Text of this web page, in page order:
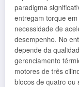
paradigma
entregam torque
necessidade de
desempenho. No
depende da
gerenciamento
motores de três
blocos de quatro ou